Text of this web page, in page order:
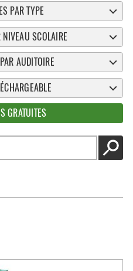
PAR TYPE
NIVEAU SCOLAIRE
AUDITOIRE
GRATUITES